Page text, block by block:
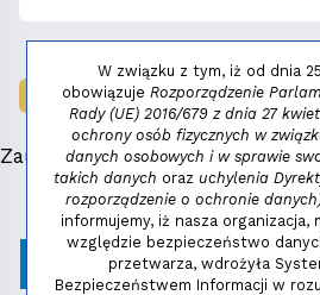
LAUREAT NAGRODY:
Zauważyłeś błąd, masz
napisz:
W związku z tym, iż od dnia
obowiązuje Rozporządzenie
Rady (UE) 2016/679 z dnia 27
ochrony osób fizycznych w
danych osobowych i w sprawie
takich danych oraz uchylenia
rozporządzenie o ochronie
informujemy, iż nasza organizacja,
względzie bezpieczeństwo
przetwarza, wdrożyła
Bezpieczeństwem Informacji w